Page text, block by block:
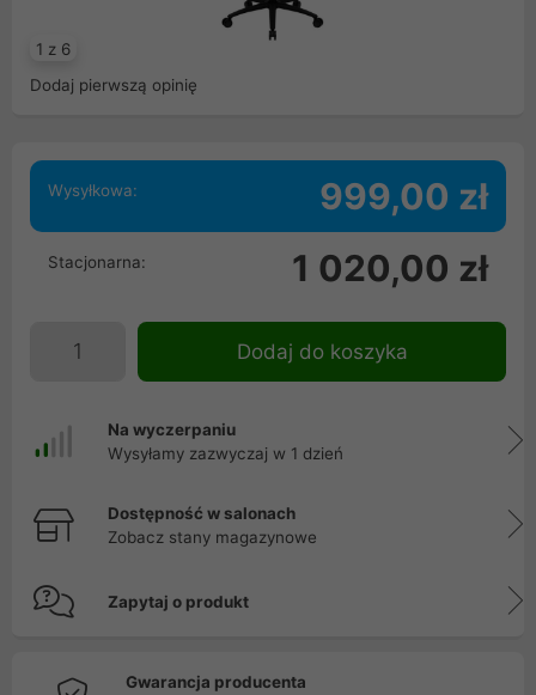
1 z 6
Dodaj pierwszą opinię
Wysyłkowa: 999,00 zł
Stacjonarna: 1 020,00 zł
Dodaj do koszyka
Na wyczerpaniu
Wysyłamy zazwyczaj w 1 dzień
Dostępność w salonach
Zobacz stany magazynowe
Zapytaj o produkt
Gwarancja producenta